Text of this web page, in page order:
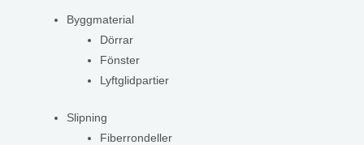
Byggmaterial
Dörrar
Fönster
Lyftglidpartier
Slipning
Fiberrondeller